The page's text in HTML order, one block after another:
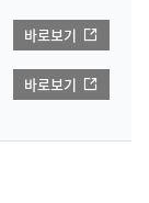
바로보기
바로보기